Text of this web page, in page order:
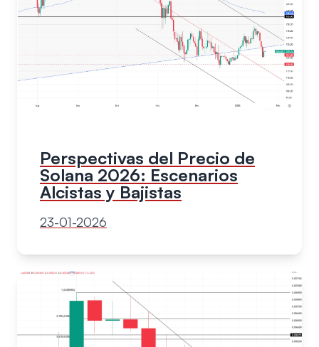
Perspectivas del Precio de
Solana 2026: Escenarios
Alcistas y Bajistas
23-01-2026